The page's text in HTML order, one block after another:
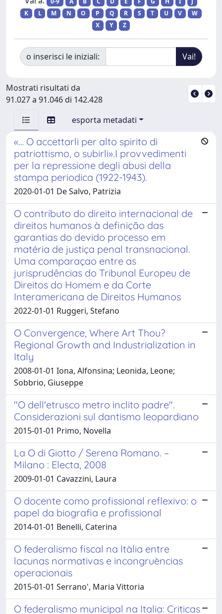
K
L M N O P Q R S T U V
W
X
Y Z
o inserisci le iniziali:
Mostrati risultati da
91.027 a 91.046 di 142.428
esporta metadati
«… O accettarli per alto spirito di
patriottismo, o subirli».I provvedimenti
per la repressione degli abusi della
stampa periodica (1922-1943).
2020-01-01 De Salvo, Patrizia
O contributo do direito internacional de
direitos humanos à definição das
garantias do devido processo em
matéria de justiça penal transnacional.
Uma comparaçao entre as
jurisprudências do Tribunal Europeu de
Direitos do Homem e da Corte
Interamericana de Direitos Humanos
2022-01-01 Ruggeri, Stefano
O Convergence, Where Art Thou?
Regional Growth and Industrialization in
Italy
2008-01-01 Iona, Alfonsina; Leonida, Leone;
Sobbrio, Giuseppe
"O dell'etrusco metro inclito padre".
Considerazioni sul dantismo leopardiano
2015-01-01 Primo, Novella
La O di Giotto / Serena Romano. –
Milano : Electa, 2008
2009-01-01 Cavazzini, Laura
O docente como profissional reflexivo: o
papel da biografia e profissional
2014-01-01 Benelli, Caterina
O federalismo fiscal na Itàlia entre
lacunas normativas e incongruèncias
operacionais
2015-01-01 Serrano', Maria Vittoria
O federalismo municipal na Italia: Criticas